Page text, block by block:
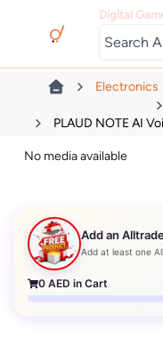
Digital
Electronics
PLAUD NOTE AI
No media available
Add an
Add at least one
0 AED in Cart